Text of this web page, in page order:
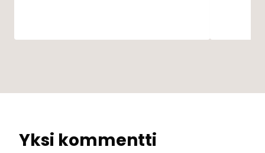
Yksi kommentti